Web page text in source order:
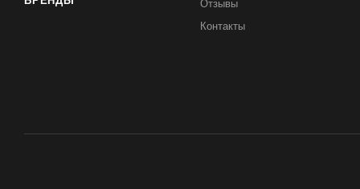
Отзывы
Контакты